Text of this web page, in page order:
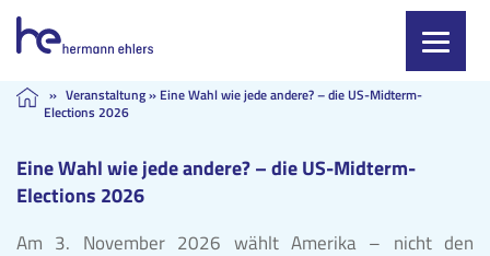
Skip
» Veranstaltung» Eine Wahl wie jede andere? – die US-Midterm-
Elections 2026
Eine Wahl wie jede andere? – die US-Midterm-
Elections 2026
Am 3. November 2026 wählt Amerika – nicht den